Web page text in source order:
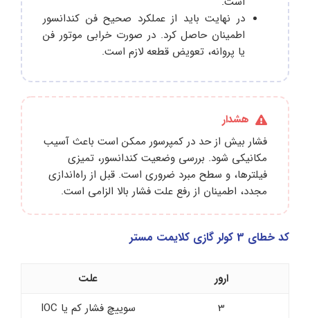
در نهایت باید از عملکرد صحیح فن کندانسور
اطمینان حاصل کرد. در صورت خرابی موتور فن
یا پروانه، تعویض قطعه لازم است.
هشدار
فشار بیش از حد در کمپرسور ممکن است باعث آسیب
مکانیکی شود. بررسی وضعیت کندانسور، تمیزی
فیلترها، و سطح مبرد ضروری است. قبل از راه‌اندازی
مجدد، اطمینان از رفع علت فشار بالا الزامی است.
کد خطای 3 کولر گازی کلایمت مستر
ارور
علت
3
سوییچ فشار کم یا IOC